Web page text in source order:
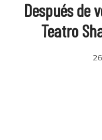
Después de
Teatro